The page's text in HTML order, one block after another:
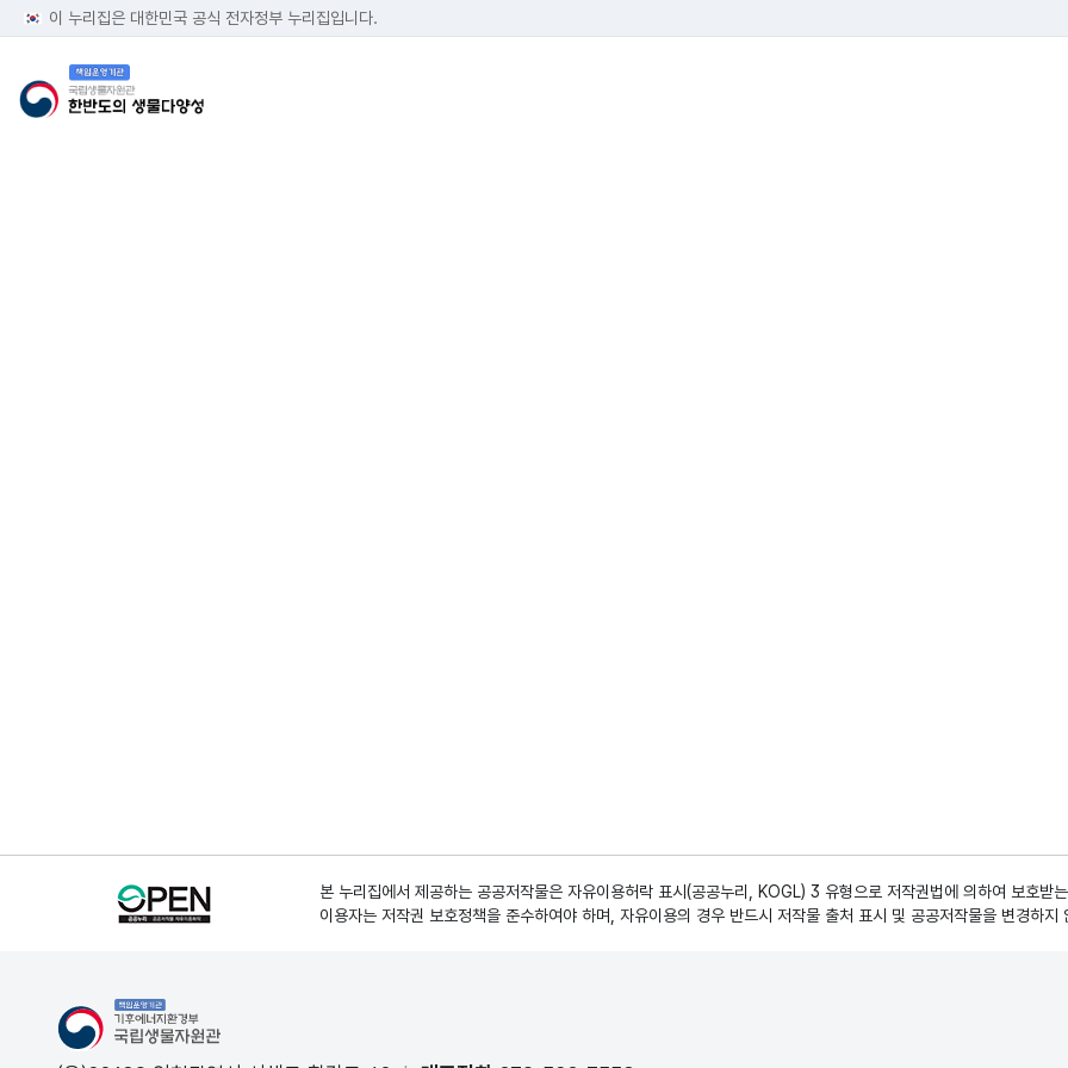
이 누리집은 대한민국 공식 전자정부 누리집입니다.
본 누리집에서 제공하는 공공저작물은 자유이용허락 표시(공공누리, KOGL) 3 유형으로 저작권법에 의하여 보호받
이용자는 저작권 보호정책을 준수하여야 하며, 자유이용의 경우 반드시 저작물 출처 표시 및 공공저작물을 변경하지